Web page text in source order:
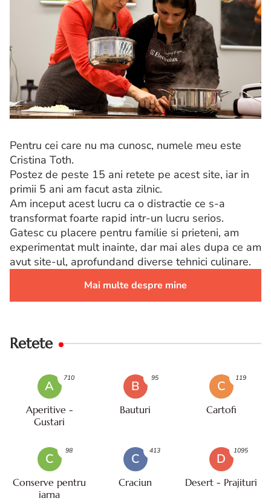
Pentru cei care nu ma cunosc, numele meu este
Cristina Toth.
Postez de peste 15 ani retete pe acest site, iar in
primii 5 ani am facut asta zilnic.
Am inceput acest lucru ca o distractie ce s-a
transformat foarte rapid intr-un lucru serios.
Gatesc cu placere pentru familie si prieteni, am
experimentat mult inainte, dar mai ales dupa ce am
avut site-ul, aprofundand diverse tehnici culinare.
Mai multe despre mine
Retete
A
Aperitive -
Gustari
710
B
Bauturi
95
C
Cartofi
119
C
Conserve pentru
iarna
98
C
Craciun
413
D
Desert - Prajituri
1095